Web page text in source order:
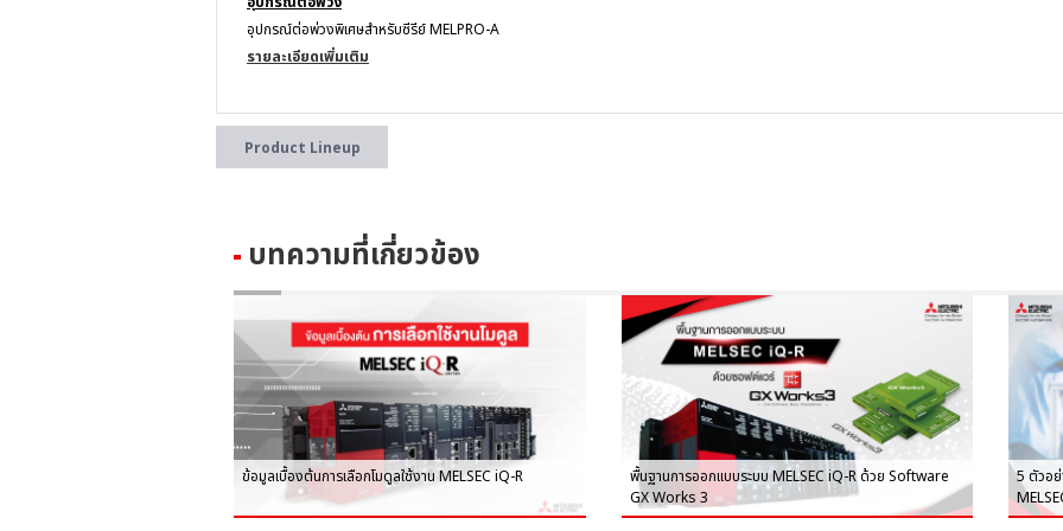
อุปกรณ์ต่อพ่วงพิเศษสำหรับซีรีย์ MELPRO-A
รายละเอียดเพิ่มเติม
Product Lineup
บทความที่เกี่ยวข้อง
ข้อมูลเบื้องต้นการเลือกโมดูลใช้งาน MELSEC iQ-R
พื้นฐานการออกแบบระบบ MELSEC iQ-R ด้วย Software
GX Works 3
5 ตัวอ